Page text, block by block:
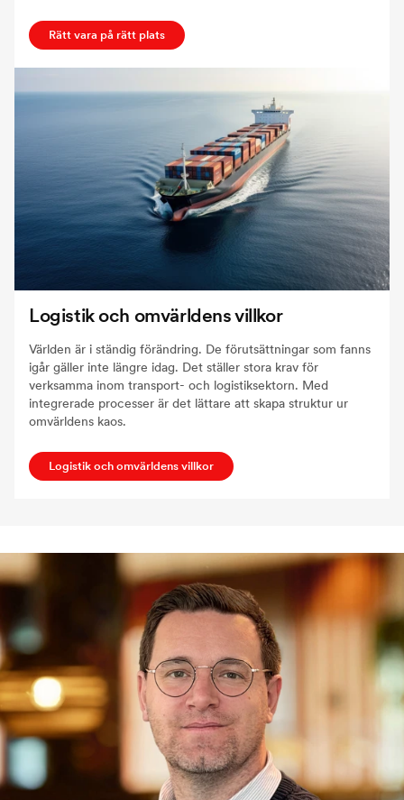
Rätt vara på rätt plats
Logistik och omvärldens villkor
Världen är i ständig förändring. De förutsättningar som fanns
igår gäller inte längre idag. Det ställer stora krav för
verksamma inom transport- och logistiksektorn. Med
integrerade processer är det lättare att skapa struktur ur
omvärldens kaos.
Logistik och omvärldens villkor